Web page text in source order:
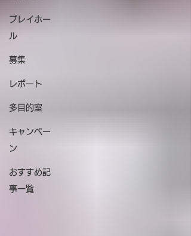
プレイホー
ル
募集
レポート
多目的室
キャンペー
ン
おすすめ記
事一覧